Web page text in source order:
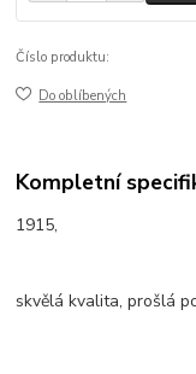
Číslo produktu:
Do oblíbených
Kompletní
1915,
skvělá kvalita, prošlá